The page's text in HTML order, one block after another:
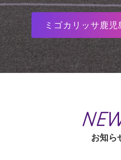
ミゴカリッサ鹿児
お知ら